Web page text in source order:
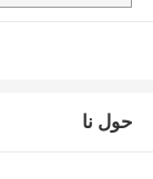
حول نا